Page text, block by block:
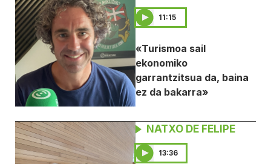
11:15
«Turismoa sail
ekonomiko
garrantzitsua da, baina
ez da bakarra»
NATXO DE FELIPE
13:36